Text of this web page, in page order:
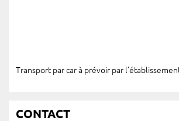
Transport par car à prévoir par
CONTACT